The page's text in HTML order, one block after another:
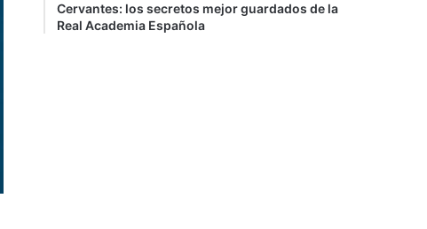
Cervantes: los secretos mejor guardados de la
Real Academia Española